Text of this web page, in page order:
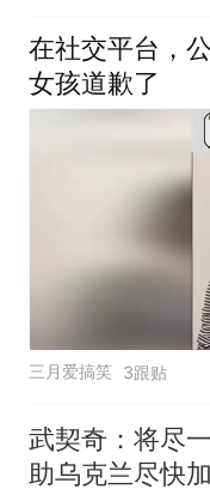
在社交平台，
女孩道歉了
三月爱搞笑 3跟贴
武契奇：将尽
助乌克兰尽快